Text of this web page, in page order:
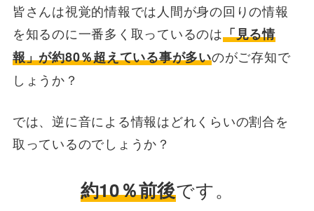
皆さんは視覚的情報では人間が身の回りの情報
を知るのに一番多く取っているのは「見る情
報」が約80％超えている事が多いのがご存知で
しょうか？
では、逆に音による情報はどれくらいの割合を
取っているのでしょうか？
約10％前後です。